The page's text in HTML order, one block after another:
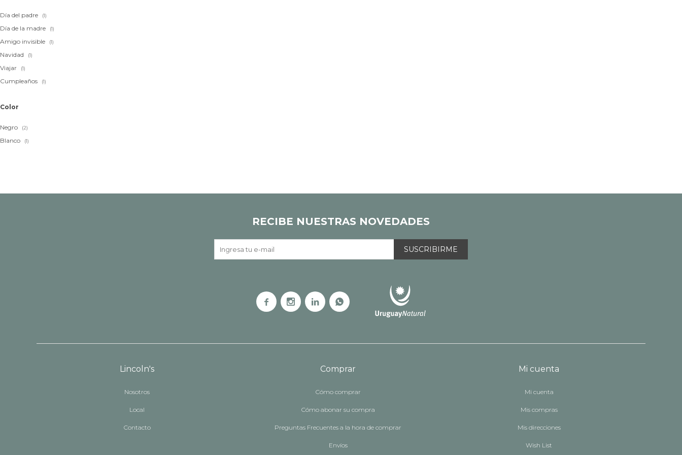
Día del padre (1)
Día de la madre (1)
Amigo invisible (1)
Navidad (1)
Viajar (1)
Cumpleaños (1)
Color
Negro (2)
Blanco (1)
Lincoln's
Nosotros
Local
Contacto
Comprar
Cómo comprar
Cómo abonar su compra
Preguntas Frecuentes a la hora de comprar
Envíos
Mi cuenta
Mi cuenta
Mis compras
Mis direcciones
Wish List
RECIBE NUESTRAS NOVEDADES
SUSCRIBIRME
   